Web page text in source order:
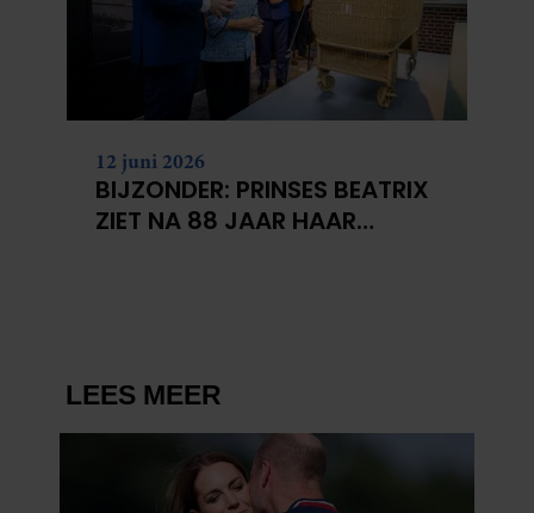
12 juni 2026
BIJZONDER: PRINSES BEATRIX
ZIET NA 88 JAAR HAAR